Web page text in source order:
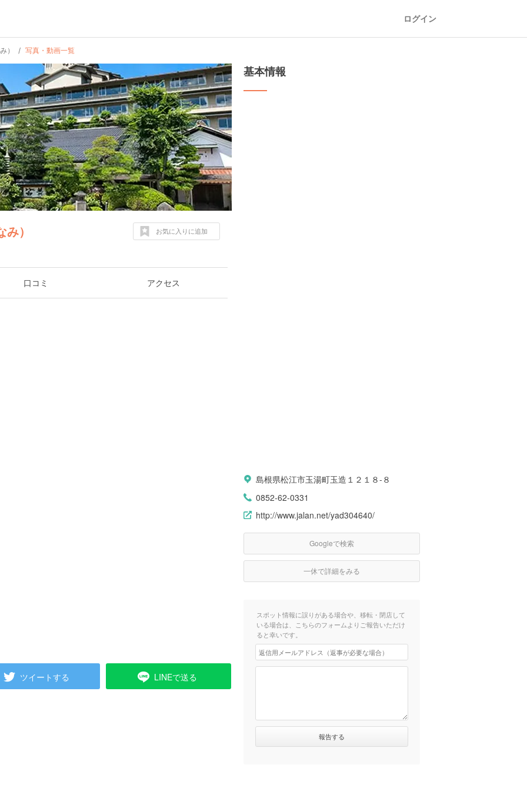
ログイン
） 写真・動画一覧
） お気に入りに追加
口コミ アクセス
ツイートする LINEで送る
基本情報
島根県松江市玉湯町玉造１２１８-８
0852-62-0331
http://www.jalan.net/yad304640/
Googleで検索
一休で詳細をみる
スポット情報に誤りがある場合や、移転・閉店して
いる場合は、こちらのフォームよりご報告いただけ
ると幸いです。